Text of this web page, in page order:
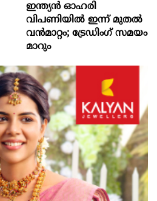
ഇന്ത്യൻ ഓഹരി
വിപണിയിൽ ഇന്ന് മുതൽ
വൻമാറ്റം; ട്രേഡിംഗ് സമയം
മാറും